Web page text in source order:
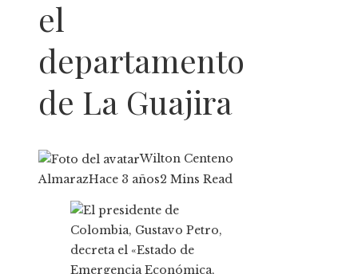
el
departamento
de La Guajira
Wilton Centeno
AlmarazHace 3 años2 Mins Read